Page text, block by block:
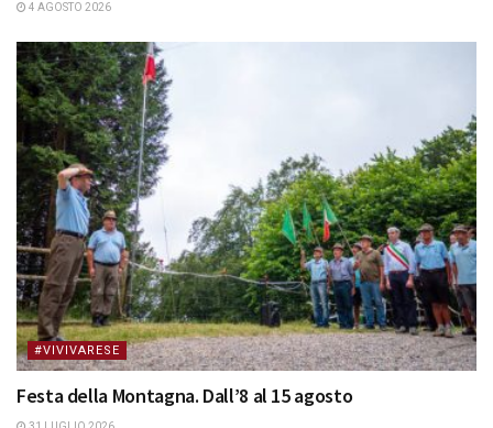
4 AGOSTO 2026
#VIVIVARESE
Festa della Montagna. Dall’8 al 15 agosto